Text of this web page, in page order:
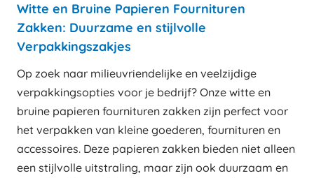
Witte en Bruine Papieren Fournituren
Zakken: Duurzame en stijlvolle
Verpakkingszakjes
Op zoek naar milieuvriendelijke en veelzijdige
verpakkingsopties voor je bedrijf? Onze witte en
bruine papieren fournituren zakken zijn perfect voor
het verpakken van kleine goederen, fournituren en
accessoires. Deze papieren zakken bieden niet alleen
een stijlvolle uitstraling, maar zijn ook duurzaam en